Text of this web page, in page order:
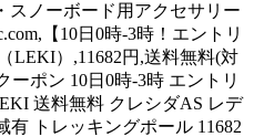
スノーボード用アクセサリー
【10日0時-3時！エントリ
LEKI）,11682円,送料無料(対
ポン 10日0時-3時 エントリ
送料無料 クレシダAS レデ
有 トレッキングポール 11682